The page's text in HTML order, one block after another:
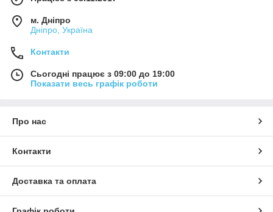
м. Дніпро
Дніпро, Україна
Контакти
Сьогодні працює з 09:00 до 19:00
Показати весь графік роботи
Про нас
Контакти
Доставка та оплата